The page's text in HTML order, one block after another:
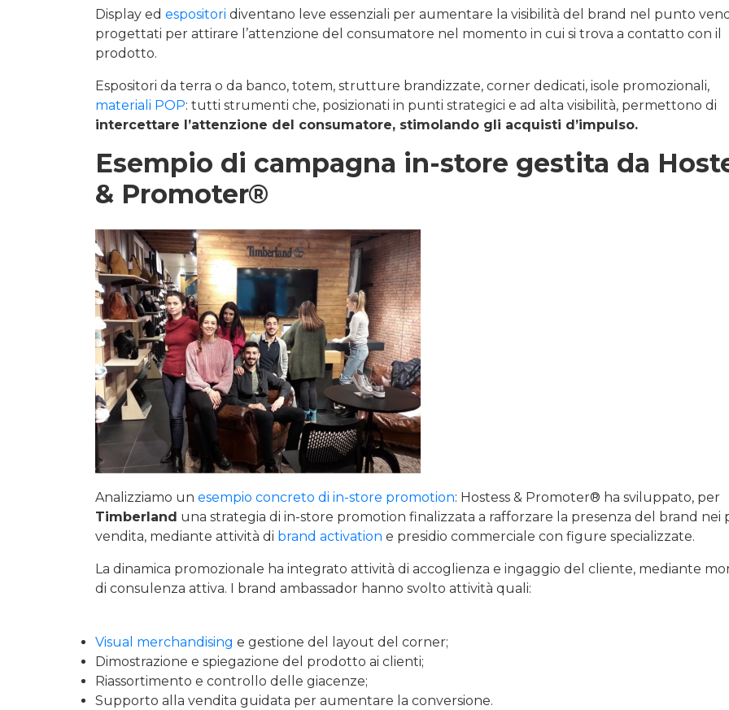
Display ed espositori diventano leve essenziali per aumentare la visibilità del brand nel punto
progettati per attirare l’attenzione del consumatore nel momento in cui si trova a contatto con il
prodotto.
Espositori da terra o da banco, totem, strutture brandizzate, corner dedicati, isole promozionali,
materiali POP: tutti strumenti che, posizionati in punti strategici e ad alta visibilità, permettono di
intercettare l’attenzione del consumatore, stimolando gli acquisti d’impulso.
Esempio di campagna in-store gestita da
& Promoter®
Analizziamo un esempio concreto di in-store promotion: Hostess & Promoter® ha sviluppato, per
Timberland una strategia di in-store promotion finalizzata a rafforzare la presenza del brand nei
vendita, mediante attività di brand activation e presidio commerciale con figure specializzate.
La dinamica promozionale ha integrato attività di accoglienza e ingaggio del cliente, mediante
di consulenza attiva. I brand ambassador hanno svolto attività quali:
Visual merchandising e gestione del layout del corner;
Dimostrazione e spiegazione del prodotto ai clienti;
Riassortimento e controllo delle giacenze;
Supporto alla vendita guidata per aumentare la conversione.